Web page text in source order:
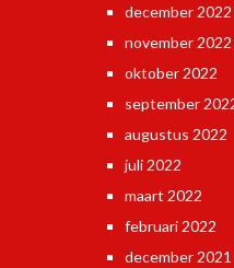
december 2022
november 2022
oktober 2022
september
augustus 2022
juli 2022
maart 2022
februari 2022
december 2021